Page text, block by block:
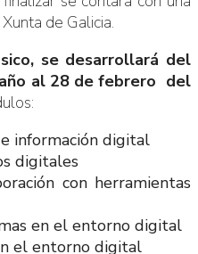
de Galicia.
se desarrollará del
al 28 de febrero del
información digital
digitales
con herramientas
en el entorno digital
el entorno digital